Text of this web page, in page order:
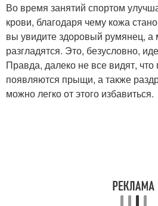
Во время занятий спортом
крови, благодаря чему кожа
вы увидите здоровый румянец,
разгладятся. Это, безусловно,
Правда, далеко не все видят, что
появляются прыщи, а также
можно легко от этого избавиться.